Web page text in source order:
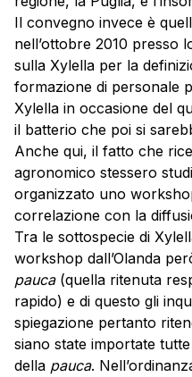
Il convegno invece è
nell’ottobre 2010 presso
sulla Xylella per la
formazione di personale
Xylella in occasione del
il batterio che poi si
Anche qui, il fatto che
agronomico stessero
organizzato uno
correlazione con la
Tra le sottospecie di
workshop dall’Olanda
pauca(quella ritenuta
rapido) e di questo gli
spiegazione pertanto
siano state importate
della pauca.